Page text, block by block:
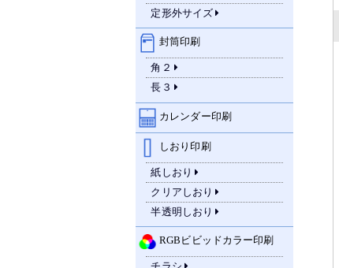
定形外サイズ
封筒印刷
角２
長３
カレンダー印刷
しおり印刷
紙しおり
クリアしおり
半透明しおり
RGBビビッドカラー印刷